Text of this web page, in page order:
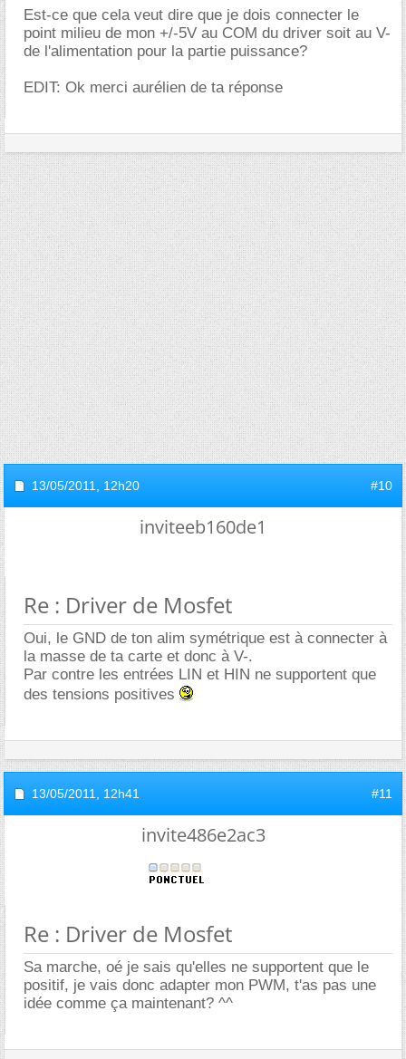
Est-ce que cela veut dire que je dois connecter le
point milieu de mon +/-5V au COM du driver soit au V-
de l'alimentation pour la partie puissance?
EDIT: Ok merci aurélien de ta réponse
13/05/2011, 12h20 #10
inviteeb160de1
Re : Driver de Mosfet
Oui, le GND de ton alim symétrique est à connecter à
la masse de ta carte et donc à V-.
Par contre les entrées LIN et HIN ne supportent que
des tensions positives
13/05/2011, 12h41 #11
invite486e2ac3
Re : Driver de Mosfet
Sa marche, oé je sais qu'elles ne supportent que le
positif, je vais donc adapter mon PWM, t'as pas une
idée comme ça maintenant? ^^